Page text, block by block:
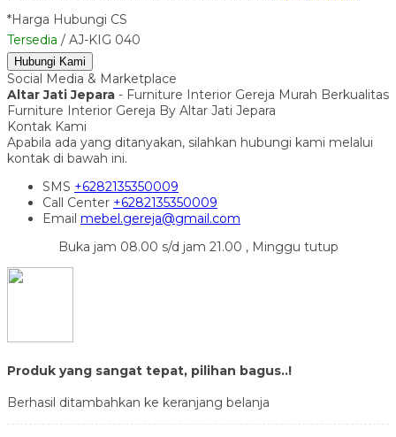
*Harga Hubungi CS
Tersedia / AJ-KIG 040
Hubungi Kami
Social Media & Marketplace
Altar Jati Jepara - Furniture Interior Gereja Murah Berkualitas
Furniture Interior Gereja By Altar Jati Jepara
Kontak Kami
Apabila ada yang ditanyakan, silahkan hubungi kami melalui
kontak di bawah ini.
SMS +6282135350009
Call Center +6282135350009
Email mebel.gereja@gmail.com
Buka jam 08.00 s/d jam 21.00 , Minggu tutup
Produk yang sangat tepat, pilihan bagus..!
Berhasil ditambahkan ke keranjang belanja